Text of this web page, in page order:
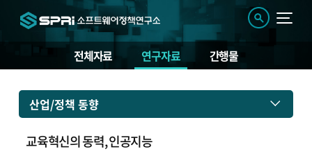
전체자료 연구자료 간행물
산업/정책 동향
교육혁신의 동력, 인공지능